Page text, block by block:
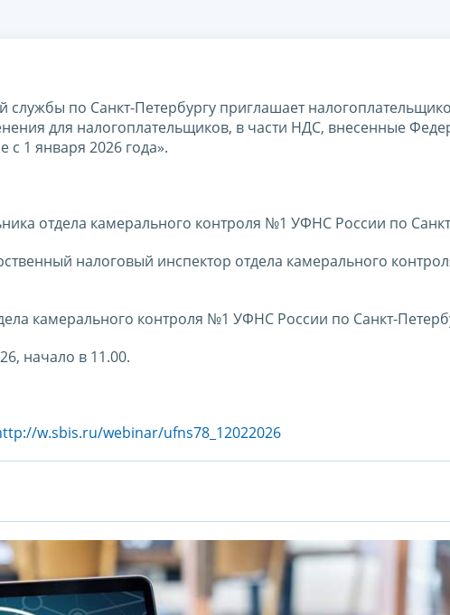
по Санкт-Петербургу приглашает
для налогоплательщиков, в части НДС, внесенные
1 января 2026 года».
отдела камерального контроля №1 УФНС России по
налоговый инспектор отдела камерального
камерального контроля №1 УФНС России по Санкт-
начало в 11.00.
w.sbis.ru/webinar/ufns78_12022026